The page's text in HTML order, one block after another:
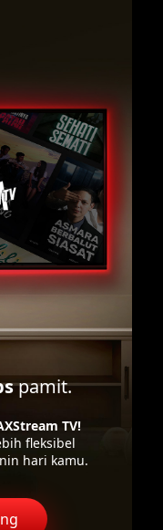
pamit.
TV!
fleksibel
hari kamu.